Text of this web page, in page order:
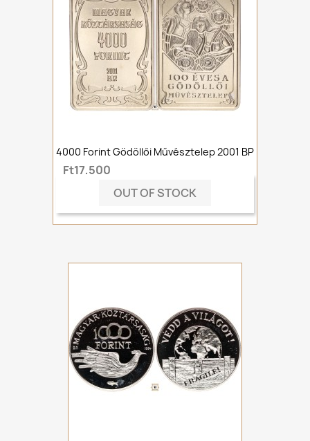
4000 Forint Gödöllői Művésztelep 2001 BP
Ft17,500
OUT OF STOCK